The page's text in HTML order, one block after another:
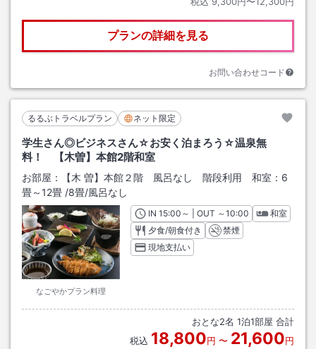
プランの詳細を見る
お問い合わせコード
るるぶトラベルプラン ネット限定
学生さん◎ビジネスさん☆お安く泊まろう☆温泉無
料！ 【木曽】本館2階和室
お部屋：
【木 曽】本館２階 風呂なし 階段利用 和室：6
畳～12畳 /8畳/風呂なし
なごやかプラン料理
INチェックイン
15:00 ～ | OUT チェックアウト
～10:00
和室
夕食/朝食付き
禁煙
現地支払い
おとな2名 1泊1部屋 合計
税込 18,800円 〜 21,600円